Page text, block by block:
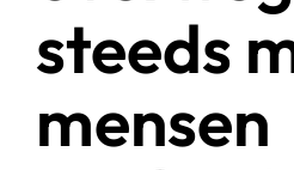
steeds
mensen